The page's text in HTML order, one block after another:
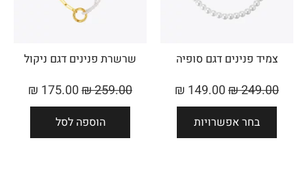
צמיד פנינים דגם סופיה
249.00
₪
149.00
₪
בחר אפשרויות
שרשרת פנינים דגם ניקול
259.00
₪
175.00
₪
הוספה לסל